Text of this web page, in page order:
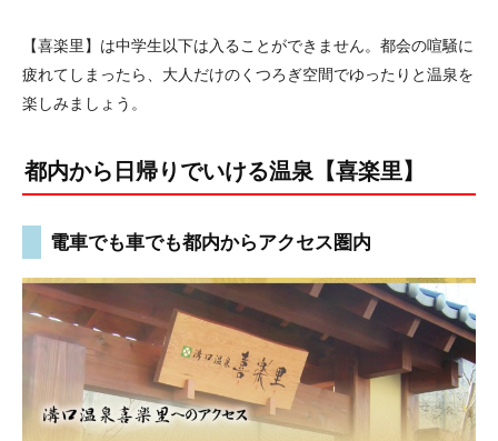
【喜楽里】は中学生以下は入ることができません。都会の喧騒に
疲れてしまったら、大人だけのくつろぎ空間でゆったりと温泉を
楽しみましょう。
都内から日帰りでいける温泉【喜楽里】
電車でも車でも都内からアクセス圏内